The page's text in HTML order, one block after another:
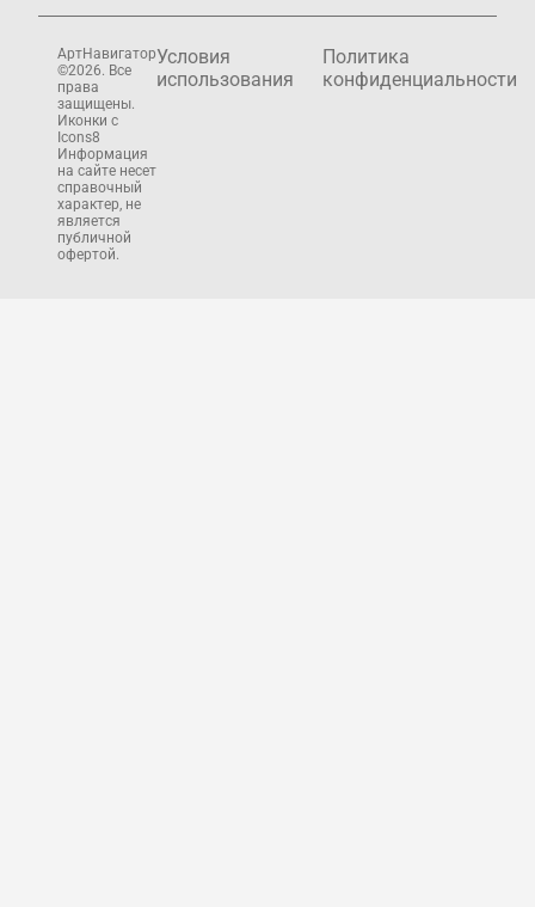
АртНавигатор
©2026. Все
права
защищены.
Иконки с
Icons8
Информация
на сайте несет
справочный
характер, не
является
публичной
офертой.
Условия
использования
Политика
конфиденциальности